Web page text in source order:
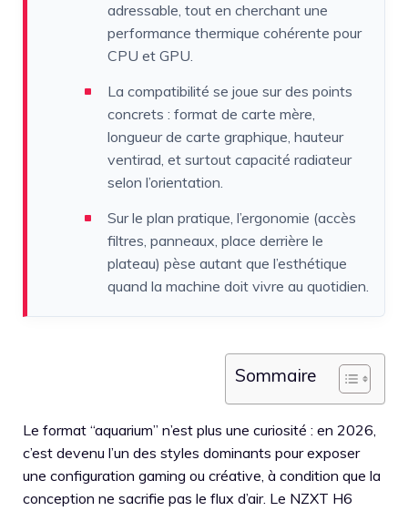
adressable, tout en cherchant une
performance thermique cohérente pour
CPU et GPU.
La compatibilité se joue sur des points
concrets : format de carte mère,
longueur de carte graphique, hauteur
ventirad, et surtout capacité radiateur
selon l’orientation.
Sur le plan pratique, l’ergonomie (accès
filtres, panneaux, place derrière le
plateau) pèse autant que l’esthétique
quand la machine doit vivre au quotidien.
Sommaire
Le format “aquarium” n’est plus une curiosité : en 2026,
c’est devenu l’un des styles dominants pour exposer
une configuration gaming ou créative, à condition que la
conception ne sacrifie pas le flux d’air. Le NZXT H6